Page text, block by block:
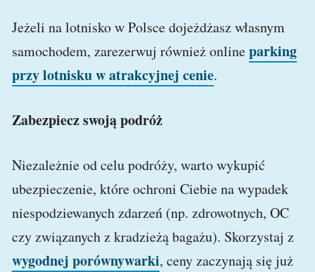
Jeżeli na lotnisko w Polsce dojeżdżasz własnym
samochodem, zarezerwuj również onlineparking
przy lotnisku w atrakcyjnej cenie.
Zabezpiecz swoją podróż
Niezależnie od celu podróży, warto wykupić
ubezpieczenie, które ochroni Ciebie na wypadek
niespodziewanych zdarzeń (np. zdrowotnych, OC
czy związanych z kradzieżą bagażu). Skorzystaj z
wygodnej porównywarki, ceny zaczynają się już